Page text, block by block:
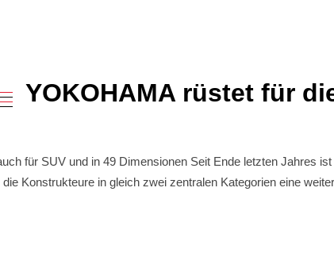
YOKOHAMA rüstet für
für SUV und in 49 Dimensionen Seit Ende letzten Jahres
Konstrukteure in gleich zwei zentralen Kategorien eine